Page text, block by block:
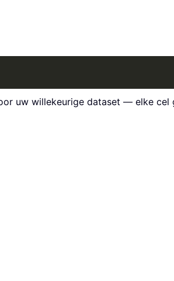
uw willekeurige dataset — elke cel